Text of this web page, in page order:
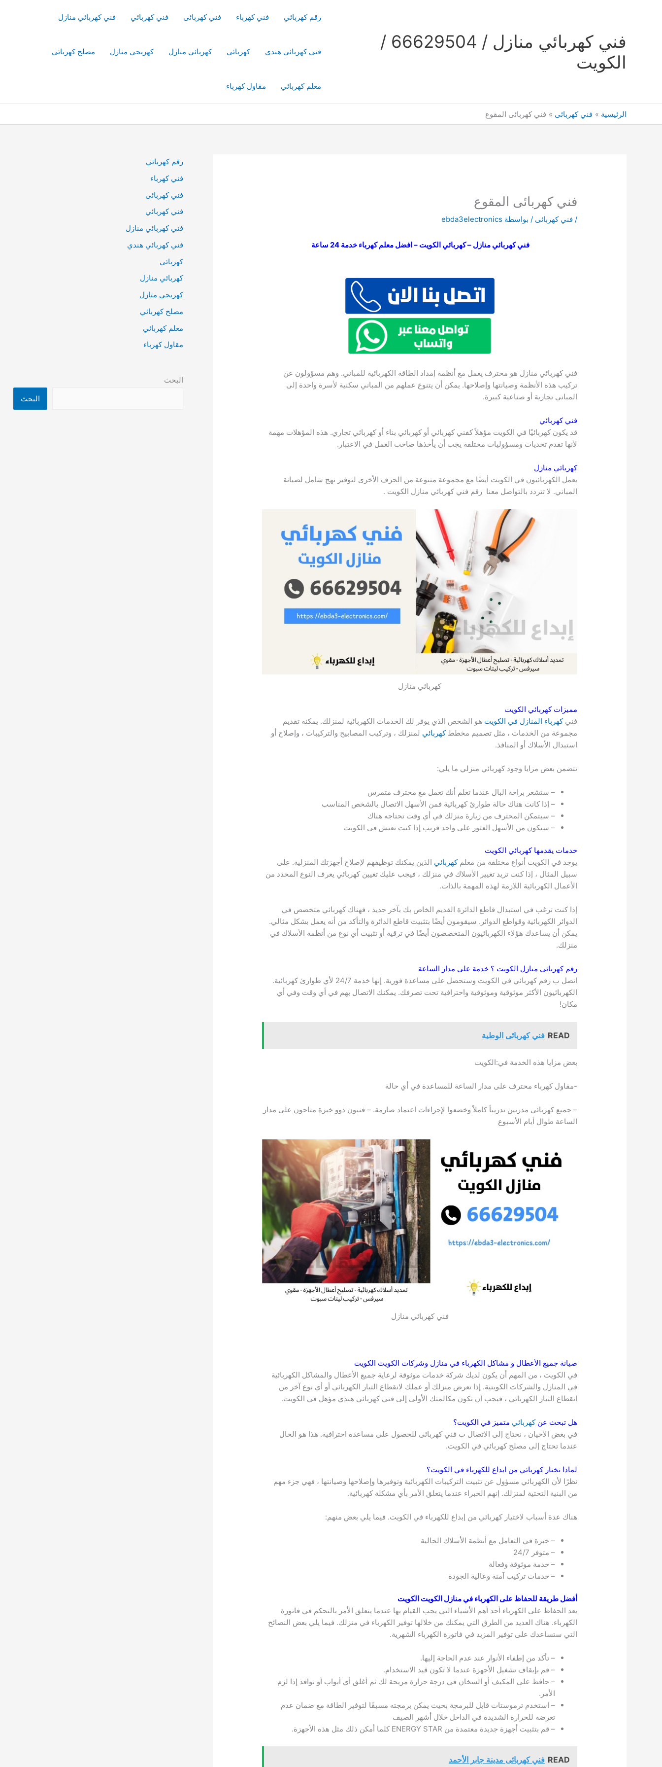
فني كهربائي منازل / 66629504 /
الكويت
رقم كهربائي فني كهرباء فني كهربائى فني كهربائي فني كهربائي منازل
فني كهربائي هندي كهربائي كهربائي منازل كهربجي منازل مصلح كهربائي
معلم كهربائي مقاول كهرباء
الرئيسية فني كهربائى فني كهربائى المقوع
فني كهربائى المقوع
/ فني كهربائى / بواسطة ebda3electronics
فني كهربائي منازل – كهربائي الكويت – افضل معلم كهرباء خدمة 24 ساعة
فني كهربائي منازل هو محترف يعمل مع أنظمة إمداد الطاقة الكهربائية للمباني. وهم مسؤولون عن
تركيب هذه الأنظمة وصيانتها وإصلاحها. يمكن أن يتنوع عملهم من المباني سكنية لأسرة واحدة إلى
المباني تجارية أو صناعية كبيرة.
فني كهربائي
قد يكون كهربائيًا في الكويت مؤهلاً كفني كهربائي أو كهربائي بناء أو كهربائي تجاري. هذه المؤهلات مهمة
لأنها تقدم تحديات ومسؤوليات مختلفة يجب أن يأخذها صاحب العمل في الاعتبار.
كهربائي منازل
يعمل الكهربائيون في الكويت أيضًا مع مجموعة متنوعة من الحرف الأخرى لتوفير نهج شامل لصيانة
المباني. لا تتردد بالتواصل معنا رقم فني كهربائي منازل الكويت .
كهربائي منازل
مميزات كهربائي الكويت
فني كهرباء المنازل في الكويت هو الشخص الذي يوفر لك الخدمات الكهربائية لمنزلك. يمكنه تقديم
مجموعة من الخدمات ، مثل تصميم مخططكهربائي لمنزلك ، وتركيب المصابيح والتركيبات ، وإصلاح أو
استبدال الأسلاك أو المنافذ.
تتضمن بعض مزايا وجود كهربائي منزلي ما يلي:
– ستشعر براحة البال عندما تعلم أنك تعمل مع محترف متمرس
– إذا كانت هناك حالة طوارئ كهربائية فمن الأسهل الاتصال بالشخص المناسب
– سيتمكن المحترف من زيارة منزلك في أي وقت تحتاجه هناك
– سيكون من الأسهل العثور على واحد قريب إذا كنت تعيش في الكويت
خدمات يقدمها كهربائي الكويت
يوجد في الكويت أنواع مختلفة من معلمكهربائي الذين يمكنك توظيفهم لإصلاح أجهزتك المنزلية. على
سبيل المثال ، إذا كنت تريد تغيير الأسلاك في منزلك ، فيجب عليك تعيين كهربائي يعرف النوع المحدد من
الأعمال الكهربائية اللازمة لهذه المهمة بالذات.
إذا كنت ترغب في استبدال قاطع الدائرة القديم الخاص بك بآخر جديد ، فهناك كهربائي متخصص في
الدوائر الكهربائية وقواطع الدوائر. سيقومون أيضًا بتثبيت قاطع الدائرة والتأكد من أنه يعمل بشكل مثالي.
يمكن أن يساعدك هؤلاء الكهربائيون المتخصصون أيضًا في ترقية أو تثبيت أي نوع من أنظمة الأسلاك في
منزلك.
رقم كهربائي منازل الكويت ؟ خدمة على مدار الساعة
اتصل ب رقم كهربائي في الكويت وستحصل على مساعدة فورية. إنها خدمة 24/7 لأي طوارئ كهربائية.
الكهربائيون الأكثر موثوقية وموثوقية واحترافية تحت تصرفك. يمكنك الاتصال بهم في أي وقت وفي أي
مكان!
READ فني كهربائى الوطية
بعض مزايا هذه الخدمة في:الكويت
-مقاول كهرباء محترف على مدار الساعة للمساعدة في أي حالة
– جميع كهربائي مدربين تدريباً كاملاً وخضعوا لإجراءات اعتماد صارمة. – فنيون ذوو خبرة متاحون على مدار
الساعة طوال أيام الأسبوع
فني كهربائي منازل
صيانة جميع الأعطال و مشاكل الكهرباء في منازل وشركات الكويت الكويت
في الكويت ، من المهم أن يكون لديك شركة خدمات موثوقة لرعاية جميع الأعطال والمشاكل الكهربائية
في المنازل والشركات الكويتية. إذا تعرض منزلك أو عملك لانقطاع التيار الكهربائي أو أي نوع آخر من
انقطاع التيار الكهربائي ، فيجب أن تكون مكالمتك الأولى إلى فني كهربائي هندي مؤهل في الكويت.
هل تبحث عنكهربائي متميز في الكويت؟
في بعض الأحيان ، نحتاج إلى الاتصال ب فني كهربائى للحصول على مساعدة احترافية. هذا هو الحال
عندما تحتاج إلى مصلح كهربائي في الكويت.
لماذا تختار كهربائي من ابداع للكهرباء في الكويت؟
نظرًا لأن الكهربائي مسؤول عن تثبيت التركيبات الكهربائية وتوفيرها وإصلاحها وصيانتها ، فهي جزء مهم
من البنية التحتية لمنزلك. إنهم الخبراء عندما يتعلق الأمر بأي مشكلة كهربائية.
هناك عدة أسباب لاختيار كهربائي من إبداع للكهرباء في الكويت. فيما يلي بعض منهم:
– خبرة في التعامل مع أنظمة الأسلاك الحالية
– متوفر 24/7
– خدمة موثوقة وفعالة
– خدمات تركيب آمنة وعالية الجودة
أفضل طريقة للحفاظ على الكهرباء في منازل الكويت الكويت
يعد الحفاظ على الكهرباء أحد أهم الأشياء التي يجب القيام بها عندما يتعلق الأمر بالتحكم في فاتورة
الكهرباء. هناك العديد من الطرق التي يمكنك من خلالها توفير الكهرباء في منزلك. فيما يلي بعض النصائح
التي ستساعدك على توفير المزيد في فاتورة الكهرباء الشهرية.
– تأكد من إطفاء الأنوار عند عدم الحاجة إليها.
– قم بإيقاف تشغيل الأجهزة عندما لا تكون قيد الاستخدام.
– حافظ على المكيف أو السخان في درجة حرارة مريحة لك ثم أغلق أي أبواب أو نوافذ إذا لزم
الأمر.
– استخدم ترموستات قابل للبرمجة بحيث يمكن برمجته مسبقًا لتوفير الطاقة مع ضمان عدم
تعرضه للحرارة الشديدة في الداخل خلال أشهر الصيف
– قم بتثبيت أجهزة جديدة معتمدة من ENERGY STAR كلما أمكن ذلك مثل هذه الأجهزة.
READ فني كهربائى مدينة جابر الأحمد
رقم كهربائي
فني كهرباء
فني كهربائى
فني كهربائي
فني كهربائي منازل
فني كهربائي هندي
كهربائي
كهربائي منازل
كهربجي منازل
مصلح كهربائي
معلم كهربائي
مقاول كهرباء
البحث
البحث